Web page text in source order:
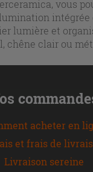
vous
intégrée
lumière et
chêne clair ou
acheter en
et frais de
Livraison sereine